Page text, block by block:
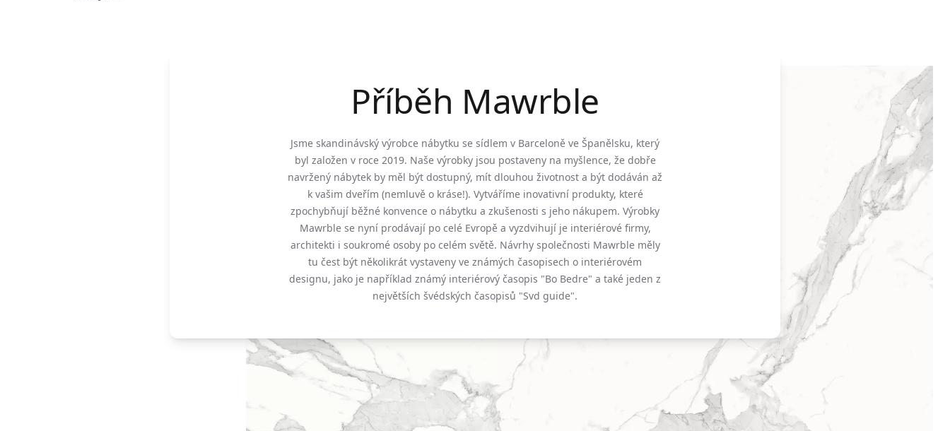
Příběh Mawrble
Jsme skandinávský výrobce nábytku se sídlem v Barceloně ve Španělsku, který
byl založen v roce 2019. Naše výrobky jsou postaveny na myšlence, že dobře
navržený nábytek by měl být dostupný, mít dlouhou životnost a být dodáván až
k vašim dveřím (nemluvě o kráse!). Vytváříme inovativní produkty, které
zpochybňují běžné konvence o nábytku a zkušenosti s jeho nákupem. Výrobky
Mawrble se nyní prodávají po celé Evropě a vyzdvihují je interiérové firmy,
architekti i soukromé osoby po celém světě. Návrhy společnosti Mawrble měly
tu čest být několikrát vystaveny ve známých časopisech o interiérovém
designu, jako je například známý interiérový časopis "Bo Bedre" a také jeden z
největších švédských časopisů "Svd guide".